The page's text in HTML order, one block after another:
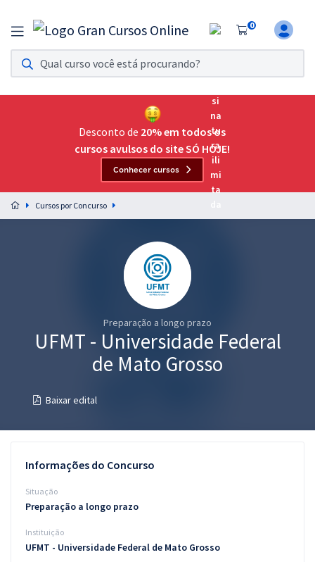
0
Assinatura Ilimitada 11
Acesso a todos os cursos. Teste grátis por 7 dias!
Assinatura OAB Até Passar
Acesso ilimitado a toda preparação para o Exame da
Preparação completa e intensiva para as principais
residências em saúde do Brasil
Questões grátis
Conteúdo gratuito
Aprovados
Desconto de 20% em todos os
cursos avulsos do site SÓ HOJE!
Conhecer cursos
Cursos por Concurso
Preparação a longo prazo
UFMT - Universidade Federal
de Mato Grosso
Baixar edital
Informações do Concurso
Situação
Preparação a longo prazo
Instituição
UFMT - Universidade Federal de Mato Grosso